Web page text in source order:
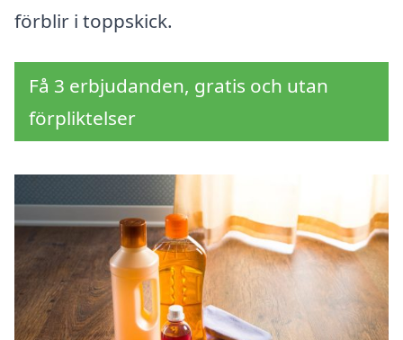
förblir i toppskick.
Få 3 erbjudanden, gratis och utan
förpliktelser